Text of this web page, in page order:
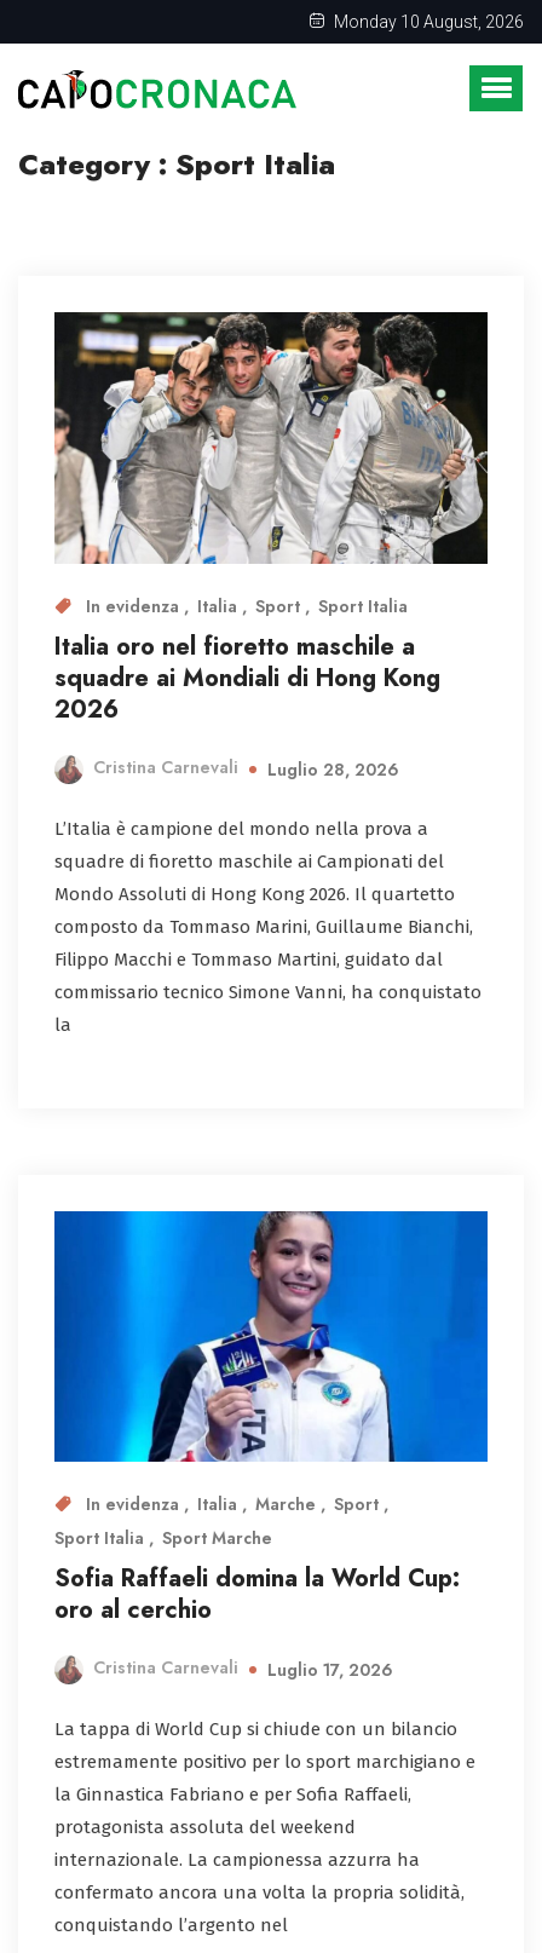
Monday 10 August, 2026
Category : Sport Italia
In evidenza Italia Sport Sport Italia
Italia oro nel fioretto maschile a
squadre ai Mondiali di Hong Kong
2026
Cristina Carnevali Luglio 28, 2026
L’Italia è campione del mondo nella prova a
squadre di fioretto maschile ai Campionati del
Mondo Assoluti di Hong Kong 2026. Il quartetto
composto da Tommaso Marini, Guillaume Bianchi,
Filippo Macchi e Tommaso Martini, guidato dal
commissario tecnico Simone Vanni, ha conquistato
la
In evidenza Italia Marche
Sport
Sport Italia
Sport Marche
Sofia Raffaeli domina la World Cup:
oro al cerchio
Cristina Carnevali Luglio 17, 2026
La tappa di World Cup si chiude con un bilancio
estremamente positivo per lo sport marchigiano e
la Ginnastica Fabriano e per Sofia Raffaeli,
protagonista assoluta del weekend
internazionale. La campionessa azzurra ha
confermato ancora una volta la propria solidità,
conquistando l’argento nel